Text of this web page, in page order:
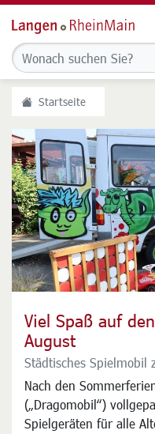
Startseite
Viel Spaß auf
August
Städtisches Spielmobil
Nach den
(„Dragomobil“)
Spielgeräten für alle
Wochenmarkt
Stadt prüft Abgabe des
Der Wochenmarkt
Langener Jahnplatz ist
Treffpunkt und ein
Nahversorgung, der